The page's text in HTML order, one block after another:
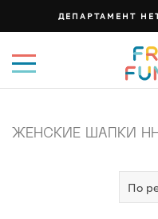
ДЕПАРТАМЕНТ
ЖЕНСКИЕ ШАПКИ